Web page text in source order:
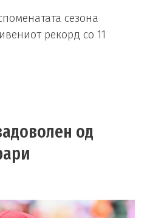
сезона
рекорд со 11
од